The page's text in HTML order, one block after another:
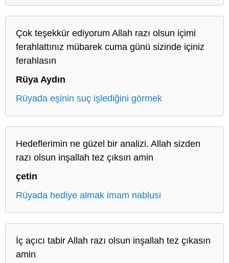
Çok teşekkür ediyorum Allah razı olsun içimi
ferahlattınız mübarek cuma günü sizinde içiniz
ferahlasın
Rüya Aydın
Rüyada eşinin suç işlediğini görmek
Hedeflerimin ne güzel bir analizi. Allah sizden
razı olsun inşallah tez çıksın amin
çetin
Rüyada hediye almak imam nablusi
İç açıcı tabir Allah razı olsun inşallah tez çıkasın
amin